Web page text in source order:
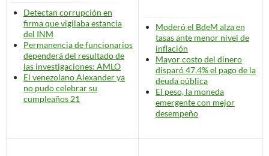
Detectan corrupción en
firma que vigilaba estancia
del INM
Permanencia de funcionarios
dependerá del resultado de
las investigaciones: AMLO
El venezolano Alexander ya
no pudo celebrar su
cumpleaños 21
Moderó el BdeM alza en
tasas ante menor nivel de
inflación
Mayor costo del dinero
disparó 47.4% el pago de la
deuda pública
El peso, la moneda
emergente con mejor
desempeño